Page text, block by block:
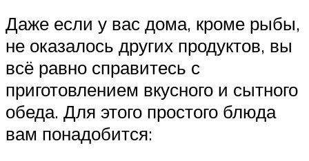
Даже если у вас дома, кроме рыбы,
не оказалось других продуктов, вы
всё равно справитесь с
приготовлением вкусного и сытного
обеда. Для этого простого блюда
вам понадобится: